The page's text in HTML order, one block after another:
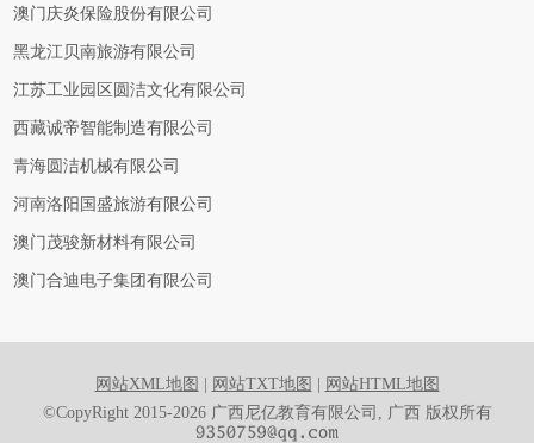
澳门庆炎保险股份有限公司
黑龙江贝南旅游有限公司
江苏工业园区圆洁文化有限公司
西藏诚帝智能制造有限公司
青海圆洁机械有限公司
河南洛阳国盛旅游有限公司
澳门茂骏新材料有限公司
澳门合迪电子集团有限公司
网站XML地图 网站TXT地图
网站HTML地图
©CopyRight 2015-2026 广西尼亿教育有限公司, 广西 版权所有